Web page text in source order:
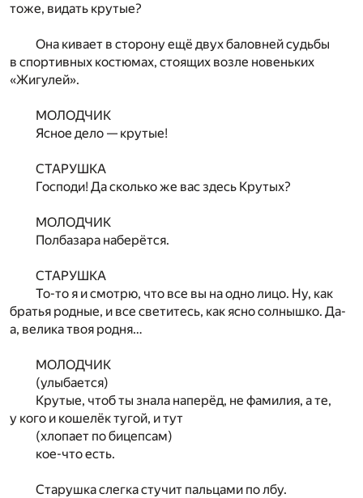
тоже, видать крутые?
Она кивает в сторону ещё двух баловней судьбы
в спортивных костюмах, стоящих возле новеньких
«Жигулей».
МОЛОДЧИК
Ясное дело — крутые!
СТАРУШКА
Господи! Да сколько же вас здесь Крутых?
МОЛОДЧИК
Полбазара наберётся.
СТАРУШКА
То-то я и смотрю, что все вы на одно лицо. Ну, как
братья родные, и все светитесь, как ясно солнышко. Да-
а, велика твоя родня…
МОЛОДЧИК
(улыбается)
Крутые, чтоб ты знала наперёд, не фамилия, а те,
у кого и кошелёк тугой, и тут
(хлопает по бицепсам)
кое-что есть.
Старушка слегка стучит пальцами по лбу.